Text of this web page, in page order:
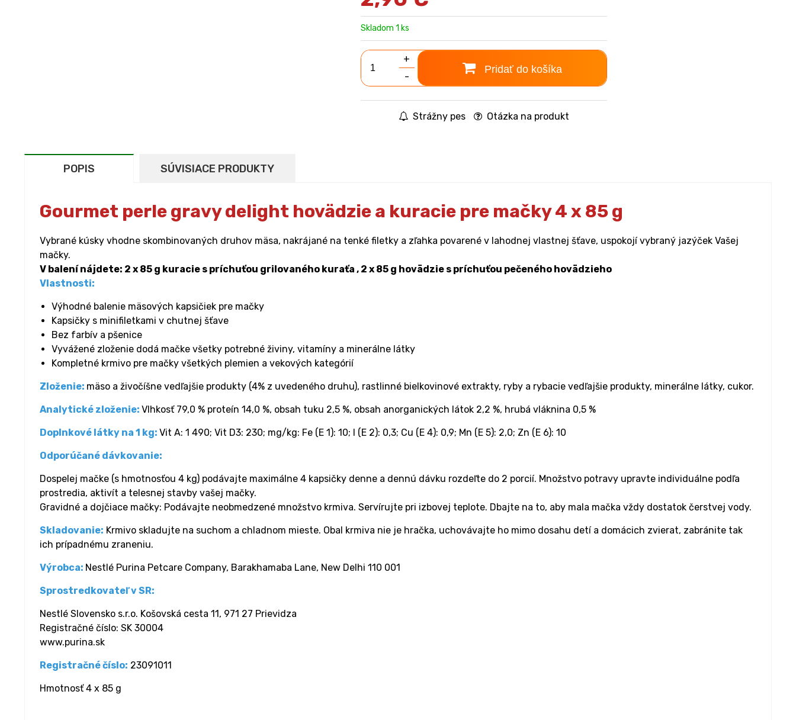
Skladom 1 ks
+
-
Pridať do košíka
Strážny pes Otázka na produkt
POPIS SÚVISIACE PRODUKTY
Gourmet perle gravy delight hovädzie a kuracie pre mačky 4 x 85 g
Vybrané kúsky vhodne skombinovaných druhov mäsa, nakrájané na tenké filetky a zľahka povarené v lahodnej vlastnej šťave, uspokojí vybraný jazýček Vašej
mačky.
V balení nájdete: 2 x 85 g kuracie s príchuťou grilovaného kuraťa , 2 x 85 g hovädzie s príchuťou pečeného hovädzieho
Vlastnosti:
Výhodné balenie mäsových kapsičiek pre mačky
Kapsičky s minifiletkami v chutnej šťave
Bez farbív a pšenice
Vyvážené zloženie dodá mačke všetky potrebné živiny, vitamíny a minerálne látky
Kompletné krmivo pre mačky všetkých plemien a vekových kategórií
Zloženie: mäso a živočíšne vedľajšie produkty (4% z uvedeného druhu), rastlinné bielkovinové extrakty, ryby a rybacie vedľajšie produkty, minerálne látky, cukor.
Analytické zloženie: Vlhkosť 79,0 % proteín 14,0 %, obsah tuku 2,5 %, obsah anorganických látok 2,2 %, hrubá vláknina 0,5 %
Doplnkové látky na 1 kg: Vit A: 1 490; Vit D3: 230; mg/kg: Fe (E 1): 10; I (E 2): 0,3; Cu (E 4): 0,9; Mn (E 5): 2,0; Zn (E 6): 10
Odporúčané dávkovanie:
Dospelej mačke (s hmotnosťou 4 kg) podávajte maximálne 4 kapsičky denne a dennú dávku rozdeľte do 2 porcií. Množstvo potravy upravte individuálne podľa
prostredia, aktivít a telesnej stavby vašej mačky.
Gravidné a dojčiace mačky: Podávajte neobmedzené množstvo krmiva. Servírujte pri izbovej teplote. Dbajte na to, aby mala mačka vždy dostatok čerstvej vody.
Skladovanie: Krmivo skladujte na suchom a chladnom mieste. Obal krmiva nie je hračka, uchovávajte ho mimo dosahu detí a domácich zvierat, zabránite tak
ich prípadnému zraneniu.
Výrobca: Nestlé Purina Petcare Company, Barakhamaba Lane, New Delhi 110 001
Sprostredkovateľ v SR:
Nestlé Slovensko s.r.o. Košovská cesta 11, 971 27 Prievidza
Registračné číslo: SK 30004
www.purina.sk
Registračné číslo: 23091011
Hmotnosť 4 x 85 g